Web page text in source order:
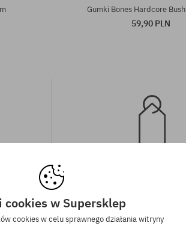
Gumki Bones Hardcore
59,90 PLN
zł
od
Gwarancja
Mamy najlepsze ceny, ale jeśli
znaleźć dokładnie ten sam
sklepie, w niższej cenie -
cookies w Supersklep
cookies w celu sprawnego działania witryny